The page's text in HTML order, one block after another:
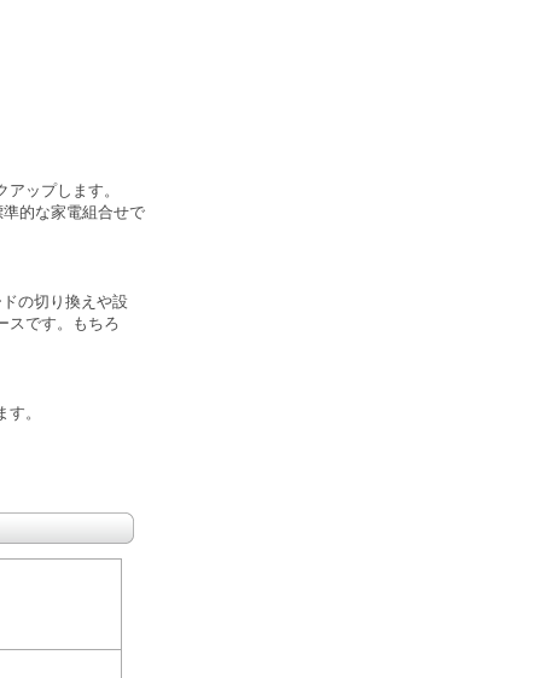
ップします。
的な家電組合せで
の切り換えや設
スです。もちろ
。